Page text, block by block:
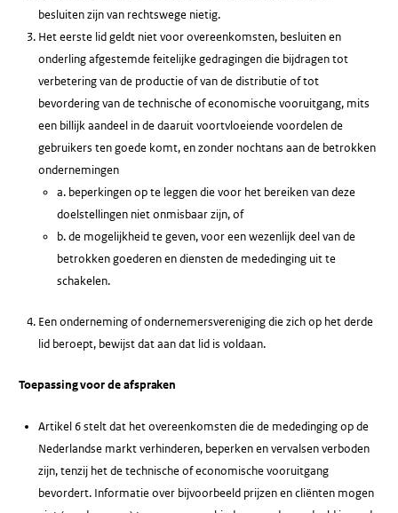
besluiten zijn van rechtswege nietig.
Het eerste lid geldt niet voor overeenkomsten, besluiten en
onderling afgestemde feitelijke gedragingen die bijdragen tot
verbetering van de productie of van de distributie of tot
bevordering van de technische of economische vooruitgang, mits
een billijk aandeel in de daaruit voortvloeiende voordelen de
gebruikers ten goede komt, en zonder nochtans aan de betrokken
ondernemingen
a. beperkingen op te leggen die voor het bereiken van deze
doelstellingen niet onmisbaar zijn, of
b. de mogelijkheid te geven, voor een wezenlijk deel van de
betrokken goederen en diensten de mededinging uit te
schakelen.
Een onderneming of ondernemersvereniging die zich op het derde
lid beroept, bewijst dat aan dat lid is voldaan.
Toepassing voor de afspraken
Artikel 6 stelt dat het overeenkomsten die de mededinging op de
Nederlandse markt verhinderen, beperken en vervalsen verboden
zijn, tenzij het de technische of economische vooruitgang
bevordert. Informatie over bijvoorbeeld prijzen en cliënten mogen